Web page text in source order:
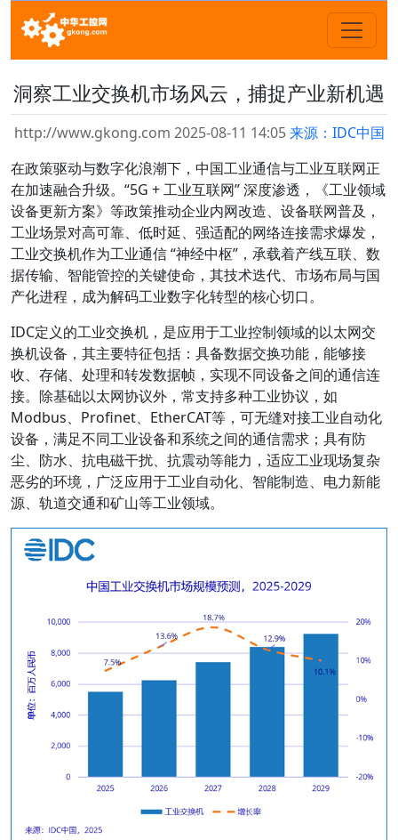
洞察工业交换机市场风云，捕捉产业新机遇
http://www.gkong.com 2025-08-11 14:05来源：IDC中国
在政策驱动与数字化浪潮下，中国工业通信与工业互联网正
在加速融合升级。“5G + 工业互联网” 深度渗透，《工业领域
设备更新方案》等政策推动企业内网改造、设备联网普及，
工业场景对高可靠、低时延、强适配的网络连接需求爆发，
工业交换机作为工业通信 “神经中枢”，承载着产线互联、数
据传输、智能管控的关键使命，其技术迭代、市场布局与国
产化进程，成为解码工业数字化转型的核心切口。
IDC定义的工业交换机，是应用于工业控制领域的以太网交
换机设备，其主要特征包括：具备数据交换功能，能够接
收、存储、处理和转发数据帧，实现不同设备之间的通信连
接。除基础以太网协议外，常支持多种工业协议，如
Modbus、Profinet、EtherCAT等，可无缝对接工业自动化
设备，满足不同工业设备和系统之间的通信需求；具有防
尘、防水、抗电磁干扰、抗震动等能力，适应工业现场复杂
恶劣的环境，广泛应用于工业自动化、智能制造、电力新能
源、轨道交通和矿山等工业领域。